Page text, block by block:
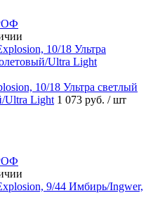
10/18 Ультра светлый
Ultra Light 1 073 руб. / шт